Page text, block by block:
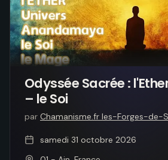
Odyssée Sacrée :
– le Soi
par Chamanisme.fr les-Forges-de-
samedi 31 octobre 2026